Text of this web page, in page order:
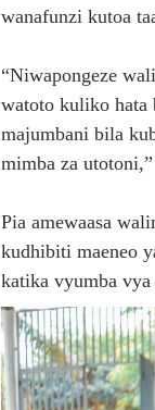
wanafunzi kutoa
“Niwapongeze
watoto kuliko hata
majumbani bila
mimba za
Pia amewaasa
kudhibiti maeneo
katika vyumba